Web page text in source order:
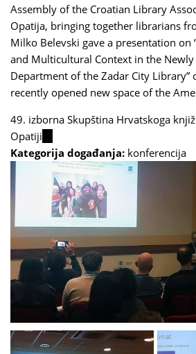
Assembly of the Croatian Library
Opatija, bringing together librarians
Milko Belevski gave a presentation on
and Multicultural Context in the Newly
Department of the Zadar City Library”
recently opened new space of the
49. izborna Skupština Hrvatskoga
Opatiji
is
external)
Kategorija događanja: konferencija